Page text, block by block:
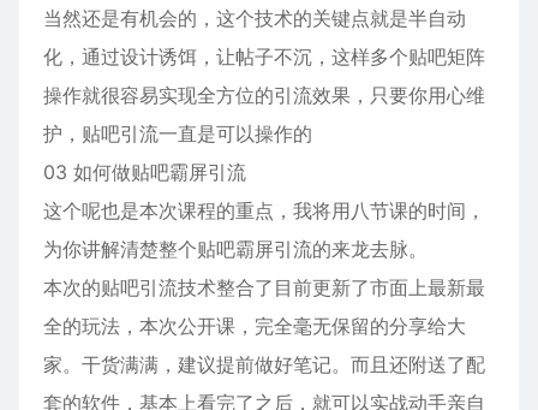
当然还是有机会的，这个技术的关键点就是半自动
化，通过设计诱饵，让帖子不沉，这样多个贴吧矩阵
操作就很容易实现全方位的引流效果，只要你用心维
护，贴吧引流一直是可以操作的
03 如何做贴吧霸屏引流
这个呢也是本次课程的重点，我将用八节课的时间，
为你讲解清楚整个贴吧霸屏引流的来龙去脉。
本次的贴吧引流技术整合了目前更新了市面上最新最
全的玩法，本次公开课，完全毫无保留的分享给大
家。干货满满，建议提前做好笔记。而且还附送了配
套的软件，基本上看完了之后，就可以实战动手亲自